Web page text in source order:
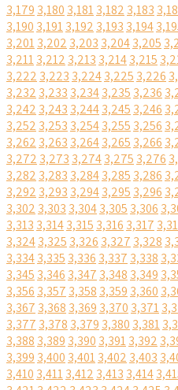
3,179 3,180 3,1813,182 3,183
3,190 3,1913,192 3,193 3,194
3,2013,202 3,203 3,2043,205
3,2113,212 3,213 3,2143,215
3,222 3,223 3,2243,225 3,226
3,232 3,233 3,2343,235 3,236
3,242 3,243 3,2443,245 3,246
3,252 3,253 3,2543,255 3,256
3,262 3,263 3,2643,265 3,266
3,272 3,273 3,2743,275 3,276
3,282 3,283 3,2843,285 3,286
3,292 3,293 3,2943,295 3,296
3,302 3,303 3,3043,305 3,306
3,313 3,3143,315 3,316 3,317
3,3243,325 3,326 3,327 3,328
3,3343,335 3,336 3,337 3,338
3,345 3,346 3,347 3,348 3,349
3,356 3,357 3,358 3,359 3,360
3,367 3,368 3,369 3,370 3,371
3,377 3,378 3,379 3,380 3,381
3,388 3,389 3,390 3,3913,392
3,399 3,400 3,4013,402 3,403
3,410 3,4113,412 3,413 3,414